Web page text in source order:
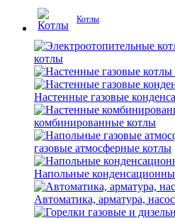
Котлы
котлы
Настенные газовые
комбинированные котлы
газовые атмосферные котлы
Напольные
Автоматика, арматура,